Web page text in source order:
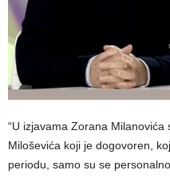
“U izjavama Zorana
Miloševića koji je dogovoren,
periodu, samo su se